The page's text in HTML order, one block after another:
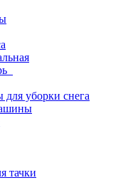
уборки снега
тачки